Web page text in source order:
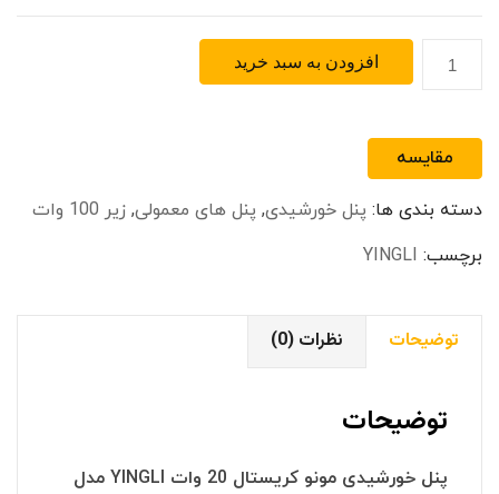
خورشیدی
کریستال
YINGLI
مدل
18b
عدد
افزودن به سبد خرید
مقایسه
دسته بندی ها: پنل خورشیدی, پنل های معمولی, زیر 100 وات
برچسب: YINGLI
توضیحات نظرات (0)
توضیحات
پنل خورشیدی مونو کریستال 20 وات YINGLI مدل